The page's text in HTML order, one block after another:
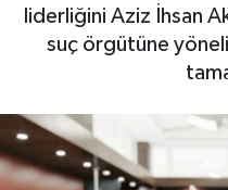
liderliğini Aziz İhsan
suç örgütüne
MAGAZİN
SAĞLIK
Haber Arşivi